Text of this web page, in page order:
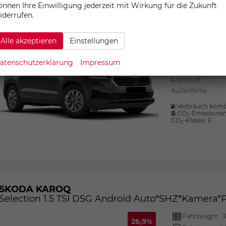
Kraftstoff
Außenfarbe
Verbrauch
CO2-
CO2-Klasse: E
KAROQ
Selection 1.5 TSI DSG Android
26,9%
Fahrzeugnr.:
Ihre Einwilligung jederzeit mit Wirkung für die Zukunft
Alle akzeptieren Einstellungen
Impressum